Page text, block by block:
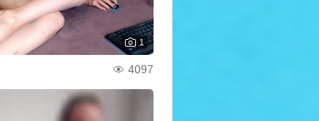
1
4097